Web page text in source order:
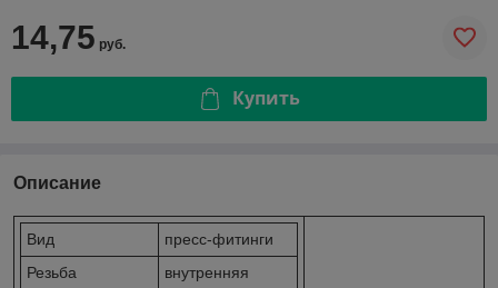
14,75 руб.
Купить
Описание
Вид
пресс-фитинги
Резьба
внутренняя